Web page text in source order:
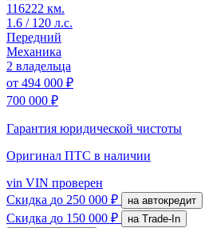
116222 км.
1.6 / 120 л.с.
Передний
Механика
2 владельца
от 494 000 ₽
700 000 ₽
Гарантия юридической чистоты
Оригинал ПТС в наличии
vin VIN проверен
Скидка до 250 000 ₽ на автокредит
Скидка до 150 000 ₽
на Trade-In